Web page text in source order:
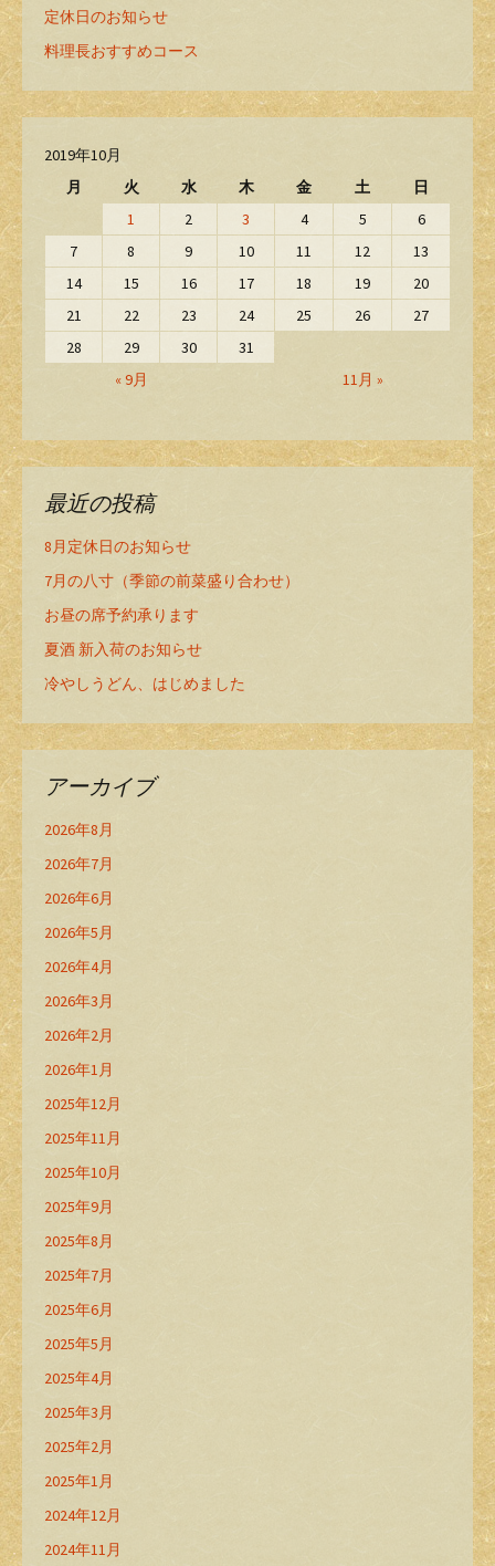
定休日のお知らせ
料理長おすすめコース
2019年10月
月
火 水 木 金 土 日
« 9月 11月 »
1 2 3 4 5
6
7
8 9 10 11 12
13
14
15 16 17 18 19
20
21
22 23 24 25 26
27
28
29 30 31
最近の投稿
8月定休日のお知らせ
7月の八寸（季節の前菜盛り合わせ）
お昼の席予約承ります
夏酒 新入荷のお知らせ
冷やしうどん、はじめました
アーカイブ
2026年8月
2026年7月
2026年6月
2026年5月
2026年4月
2026年3月
2026年2月
2026年1月
2025年12月
2025年11月
2025年10月
2025年9月
2025年8月
2025年7月
2025年6月
2025年5月
2025年4月
2025年3月
2025年2月
2025年1月
2024年12月
2024年11月